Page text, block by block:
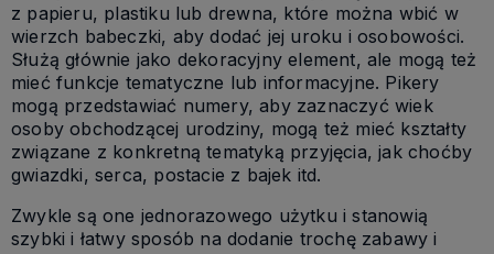
z papieru, plastiku lub drewna, które można wbić w
wierzch babeczki, aby dodać jej uroku i osobowości.
Służą głównie jako dekoracyjny element, ale mogą też
mieć funkcje tematyczne lub informacyjne. Pikery
mogą przedstawiać numery, aby zaznaczyć wiek
osoby obchodzącej urodziny, mogą też mieć kształty
związane z konkretną tematyką przyjęcia, jak choćby
gwiazdki, serca, postacie z bajek itd.
Zwykle są one jednorazowego użytku i stanowią
szybki i łatwy sposób na dodanie trochę zabawy i